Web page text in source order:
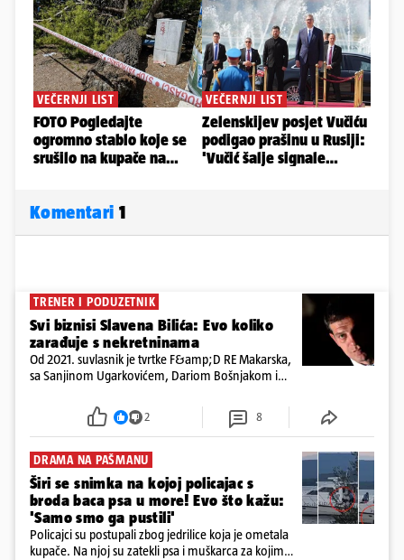
Komentari 1
TRENER I PODUZETNIK
Svi biznisi Slavena Bilića: Evo koliko
zarađuje s nekretninama
Od 2021. suvlasnik je tvrtke F&amp;D RE Makarska,
sa Sanjinom Ugarkovićem, Dariom Bošnjakom i
poslovanje nekretninama, a od osnutka nema
2 8
DRAMA NA PAŠMANU
Širi se snimka na kojoj policajac s
broda baca psa u more! Evo što kažu:
'Samo smo ga pustili'
Policajci su postupali zbog jedrilice koja je ometala
kupače. Na njoj su zatekli psa i muškarca za kojim